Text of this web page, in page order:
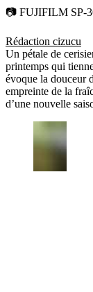
📷 FUJIFILM SP-
Rédaction cizucu
Un pétale de
printemps qui
évoque la douceur
empreinte de la
d’une nouvelle